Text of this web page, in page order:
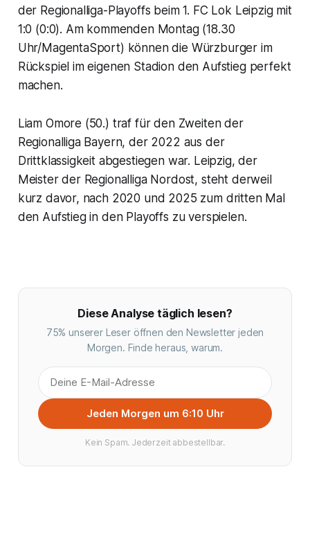
der Regionalliga-Playoffs beim 1. FC Lok Leipzig mit
1:0 (0:0). Am kommenden Montag (18.30
Uhr/MagentaSport) können die Würzburger im
Rückspiel im eigenen Stadion den Aufstieg perfekt
machen.
Liam Omore (50.) traf für den Zweiten der
Regionalliga Bayern, der 2022 aus der
Drittklassigkeit abgestiegen war. Leipzig, der
Meister der Regionalliga Nordost, steht derweil
kurz davor, nach 2020 und 2025 zum dritten Mal
den Aufstieg in den Playoffs zu verspielen.
Diese Analyse täglich lesen?
75% unserer Leser öffnen den Newsletter jeden
Morgen. Finde heraus, warum.
Jeden Morgen um 6:10 Uhr
Kein Spam. Jederzeit abbestellbar.